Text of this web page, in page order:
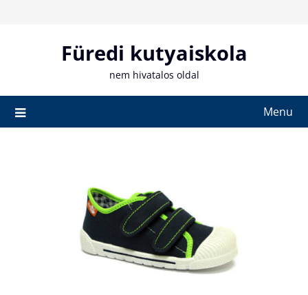
Füredi kutyaiskola
nem hivatalos oldal
Menu